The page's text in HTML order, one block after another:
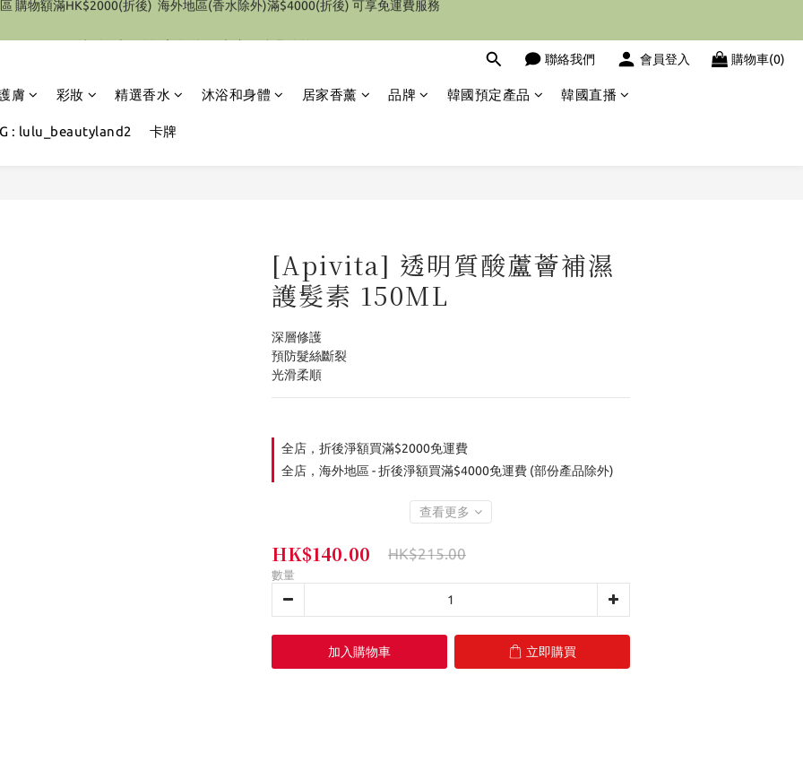
聯絡我們 會員登入 購物車(0)
膚 彩妝 精選香水 沐浴和身體 居家香薰 品牌 韓國預定產品 韓國直播
: lulu_beautyland2 卡牌
[Apivita] 透明質酸蘆薈補濕
護髮素 150ML
深層修護
預防髮絲斷裂
光滑柔順
全店，折後淨額買滿$2000免運費
全店，海外地區 - 折後淨額買滿$4000免運費 (部份產品除外)
查看更多
HK$140.00 HK$215.00
數量
加入購物車 立即購買